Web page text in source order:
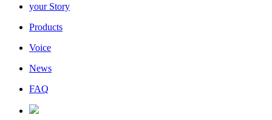
your Story
Products
Voice
News
FAQ